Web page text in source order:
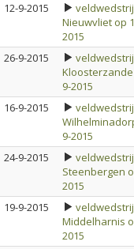
12-9-2015
Nieuwvliet op
2015
26-9-2015
9-2015
16-9-2015
9-2015
24-9-2015
Steenbergen
2015
19-9-2015
Middelharnis
2015